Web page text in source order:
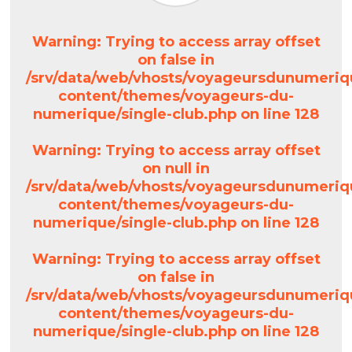
Warning: Trying to access array offset
on false in
/srv/data/web/vhosts/
content/themes/voyageurs-du-
numerique/single-club.php on line 128
Warning: Trying to access array offset
on null in
/srv/data/web/vhosts/
content/themes/voyageurs-du-
numerique/single-club.php on line 128
Warning: Trying to access array offset
on false in
/srv/data/web/vhosts/
content/themes/voyageurs-du-
numerique/single-club.php on line 128